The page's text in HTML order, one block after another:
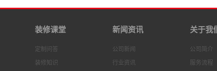
装修课堂
定制问答
装修知识
新闻资讯
公司新闻
行业资讯
关于我
公司简介
服务流程